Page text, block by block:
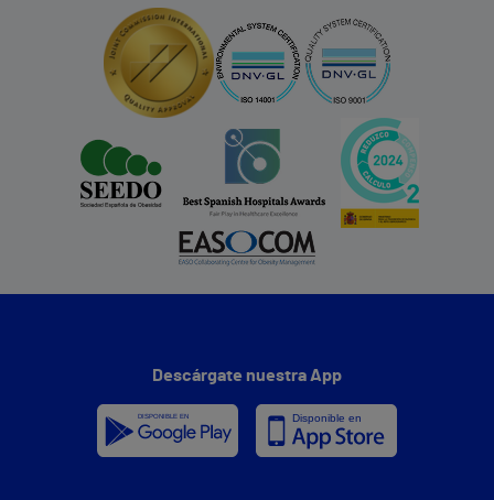
Descárgate nuestra App